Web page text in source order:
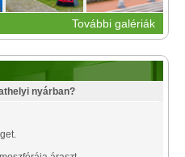
További galériák
nyárban?